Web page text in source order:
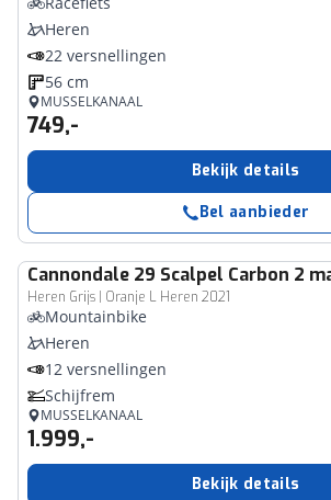
Heren
22 versnellingen
56 cm
MUSSELKANAAL
749,-
Bekijk details
Bel aanbieder
Cannondale 29 Scalpel Carbon 2
Heren Grijs | Oranje L Heren 2021
Mountainbike
Heren
12 versnellingen
Schijfrem
MUSSELKANAAL
1.999,-
Bekijk details